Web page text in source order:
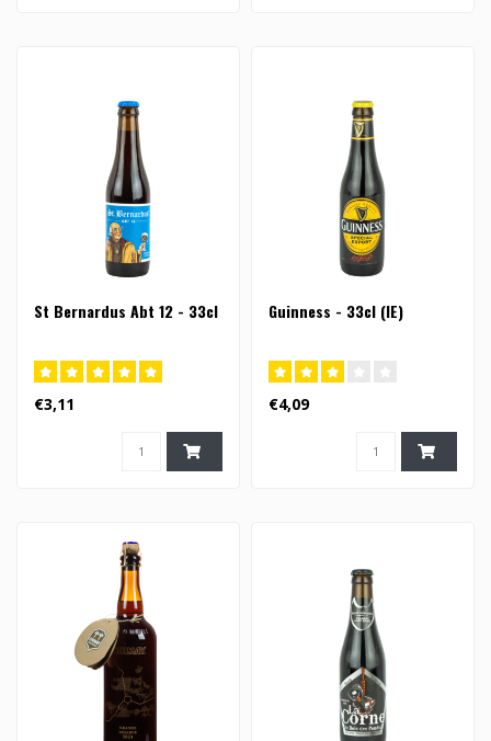
St Bernardus Abt 12 - 33cl
€3,11
Guinness - 33cl (IE)
€4,09